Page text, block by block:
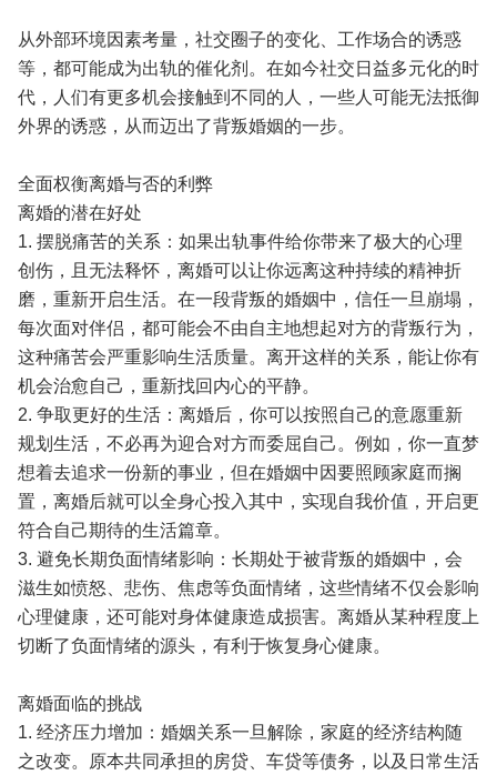
从外部环境因素考量，社交圈子的变化、工作场合的诱惑
等，都可能成为出轨的催化剂。在如今社交日益多元化的时
代，人们有更多机会接触到不同的人，一些人可能无法抵御
外界的诱惑，从而迈出了背叛婚姻的一步。
全面权衡离婚与否的利弊
离婚的潜在好处
1. 摆脱痛苦的关系：如果出轨事件给你带来了极大的心理
创伤，且无法释怀，离婚可以让你远离这种持续的精神折
磨，重新开启生活。在一段背叛的婚姻中，信任一旦崩塌，
每次面对伴侣，都可能会不由自主地想起对方的背叛行为，
这种痛苦会严重影响生活质量。离开这样的关系，能让你有
机会治愈自己，重新找回内心的平静。
2. 争取更好的生活：离婚后，你可以按照自己的意愿重新
规划生活，不必再为迎合对方而委屈自己。例如，你一直梦
想着去追求一份新的事业，但在婚姻中因要照顾家庭而搁
置，离婚后就可以全身心投入其中，实现自我价值，开启更
符合自己期待的生活篇章。
3. 避免长期负面情绪影响：长期处于被背叛的婚姻中，会
滋生如愤怒、悲伤、焦虑等负面情绪，这些情绪不仅会影响
心理健康，还可能对身体健康造成损害。离婚从某种程度上
切断了负面情绪的源头，有利于恢复身心健康。
离婚面临的挑战
1. 经济压力增加：婚姻关系一旦解除，家庭的经济结构随
之改变。原本共同承担的房贷、车贷等债务，以及日常生活